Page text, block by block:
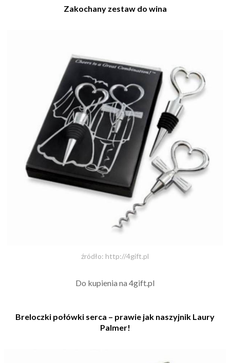
Zakochany zestaw do wina
źródło: http://4gift.pl
Do kupienia na 4gift.pl
Breloczki połówki serca – prawie jak naszyjnik Laury
Palmer!